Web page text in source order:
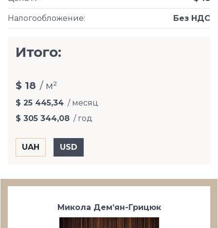
Налогообложение: Без НДС
Итого:
$ 18 / м²
$ 25 445,34 / месяц
$ 305 344,08 / год
Микола Дем’ян-Грицюк